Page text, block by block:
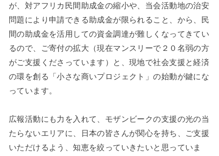
が、対アフリカ民間助成金の縮小や、当会活動地の治安
問題により申請できる助成金が限られること、から、民
間の助成金を活用しての資金調達が難しくなってきてい
るので、ご寄付の拡大（現在マンスリーで２０名弱の方
がご支援くださっています）と、現地で社会支援と経済
の環を創る「小さな商いプロジェクト」の始動が鍵にな
っています。
広報活動にも力を入れて、モザンビークの支援の光の当
たらないエリアに、日本の皆さんが関心を持ち、ご支援
いただけるよう、知恵を絞っていきたいと思っていま